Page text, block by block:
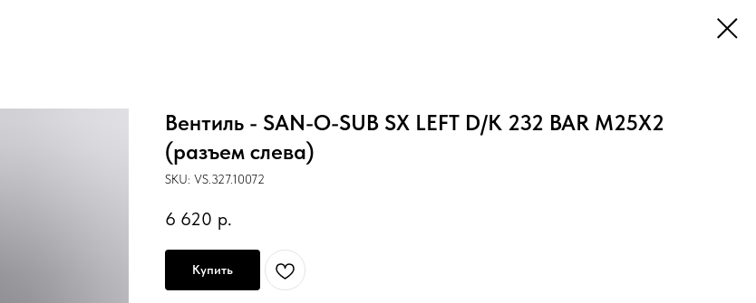
Вентиль - SAN-O-SUB SX LEFT D/K 232 BAR M25Х2
(разъем слева)
SKU: VS.327.10072
6 620 р.
Купить